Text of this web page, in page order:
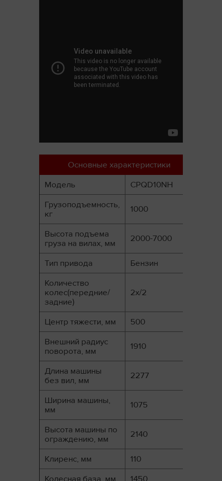
Основные характеристики
Модель
CPQD10NH
Грузоподъемность,
кг
1000
Высота подъема
груза на вилах, мм
2000-7000
Тип привода
Бензин
Количество
колес(передние/
задние)
2x/2
Центр тяжести, мм
500
Внешний радиус
поворота, мм
1910
Длина машины
без вил, мм
2277
Ширина машины,
мм
1075
Высота машины по
ограждению, мм
2140
Клиренс, мм
110
Колесная база, мм
1450